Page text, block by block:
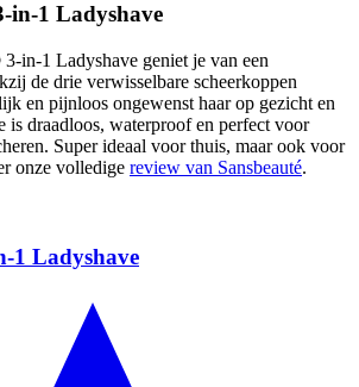
in-1 Ladyshave
in-1 Ladyshave geniet je van een
de drie verwisselbare scheerkoppen
en pijnloos ongewenst haar op gezicht en
is draadloos, waterproof en perfect voor
Super ideaal voor thuis, maar ook voor
onze volledige review van Sansbeauté.
1 Ladyshave